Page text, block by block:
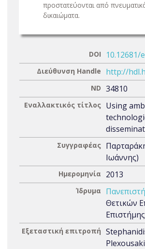
προστατεύονται από
δικαιώματα.
DOI 10.12681/
Διεύθυνση Handle http://
ND 34810
Εναλλακτικός τίτλος Using
Συγγραφέας
Ιωάννης)
Ημερομηνία 2013
Ίδρυμα
Θετικών
Εξεταστική επιτροπή